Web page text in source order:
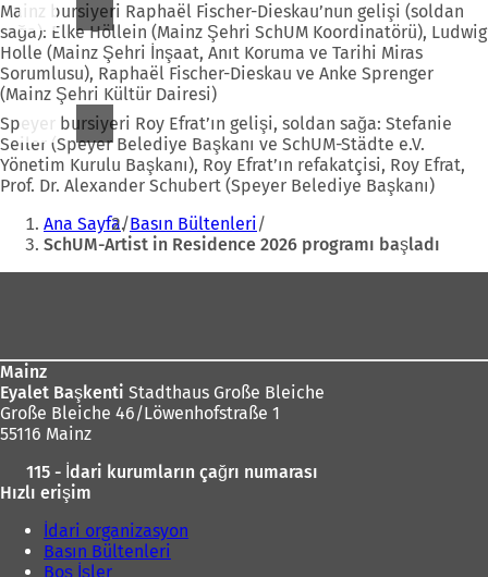
Mainz bursiyeri Raphaël Fischer-Dieskau’nun gelişi (soldan
sağa): Elke Höllein (Mainz Şehri SchUM Koordinatörü), Ludwig
Holle (Mainz Şehri İnşaat, Anıt Koruma ve Tarihi Miras
Sorumlusu), Raphaël Fischer-Dieskau ve Anke Sprenger
(Mainz Şehri Kültür Dairesi)
Speyer bursiyeri Roy Efrat’ın gelişi, soldan sağa: Stefanie
Seiler (Speyer Belediye Başkanı ve SchUM-Städte e.V.
Yönetim Kurulu Başkanı), Roy Efrat’ın refakatçisi, Roy Efrat,
Prof. Dr. Alexander Schubert (Speyer Belediye Başkanı)
Buradasınız:
Ana Sayfa Basın Bültenleri
SchUM-Artist in Residence 2026 programı başladı
Mainz
Eyalet Başkenti Stadthaus Große Bleiche
Große Bleiche 46/Löwenhofstraße 1
55116 Mainz
115 - İdari kurumların çağrı numarası
Hızlı erişim
İdari organizasyon
Basın Bültenleri
Boş İşler